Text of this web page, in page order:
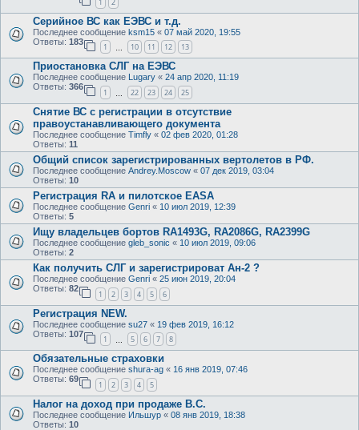
Серийное ВС как ЕЭВС и т.д.
Последнее сообщение ksm15 « 07 май 2020, 19:55
Ответы: 183
1 10 11 12 13
Приостановка СЛГ на ЕЭВС
Последнее сообщение Lugary « 24 апр 2020, 11:19
Ответы: 366
1 22 23 24 25
Снятие ВС с регистрации в отсутствие
правоустанавливающего документа
Последнее сообщение Timfly « 02 фев 2020, 01:28
Ответы: 11
Общий список зарегистрированных вертолетов в РФ.
Последнее сообщение Andrey.Moscow « 07 дек 2019, 03:04
Ответы: 10
Регистрация RA и пилотское EASA
Последнее сообщение Genri « 10 июл 2019, 12:39
Ответы: 5
Ищу владельцев бортов RA1493G, RA2086G, RA2399G
Последнее сообщение gleb_sonic « 10 июл 2019, 09:06
Ответы: 2
Как получить СЛГ и зарегистрироват Ан-2 ?
Последнее сообщение Genri « 25 июн 2019, 20:04
Ответы: 82
1 2 3 4 5 6
Регистрация NEW.
Последнее сообщение su27 « 19 фев 2019, 16:12
Ответы: 107
1 5 6 7 8
Обязательные страховки
Последнее сообщение shura-ag « 16 янв 2019, 07:46
Ответы: 69
1 2 3 4 5
Налог на доход при продаже В.С.
Последнее сообщение Ильшур « 08 янв 2019, 18:38
Ответы: 10